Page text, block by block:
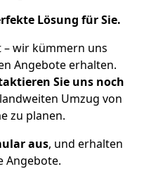
Lösung für Sie.
– wir kümmern uns
Angebote erhalten.
Sie uns noch
Umzug von
zu planen.
aus, und erhalten
Angebote.